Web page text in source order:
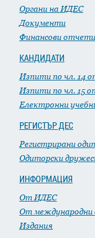
Органи на ИДЕС
Документи
Финансови отчети
КАНДИДАТИ
Изпити по чл. 14
Изпити по чл. 15
Електронни
РЕГИСТЪР ДЕС
Регистрирани
Одиторски
ИНФОРМАЦИЯ
От ИДЕС
От международни
Издания